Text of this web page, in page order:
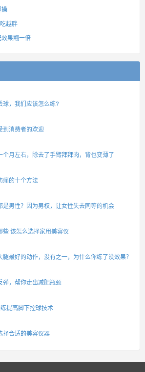
操
越胖
果翻一倍
球，我们应该怎么练?
到消费者的欢迎
个月左右，除去了手臂拜拜肉，背也变薄了
痛的十个方法
是男性？因为男权，让女性失去同等的机会
些 该怎么选择家用美容仪
腿最好的动作，没有之一，为什么你练了没效果？
弹，帮你走出减肥瓶颈
提高脚下控球技术
择合适的美容仪器